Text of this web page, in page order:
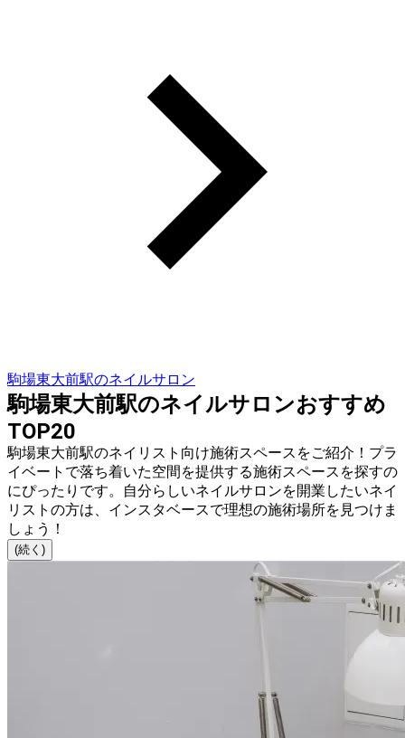
駒場東大前駅のネイルサロン
駒場東大前駅のネイルサロンおすすめ
TOP20
駒場東大前駅のネイリスト向け施術スペースをご紹介！プラ
イベートで落ち着いた空間を提供する施術スペースを探すの
にぴったりです。自分らしいネイルサロンを開業したいネイ
リストの方は、インスタベースで理想の施術場所を見つけま
しょう！
(続く)